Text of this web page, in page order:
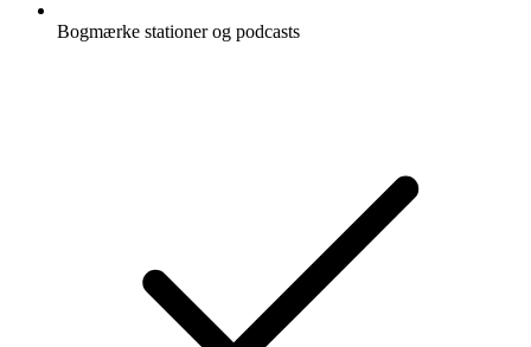
Bogmærke stationer og podcasts